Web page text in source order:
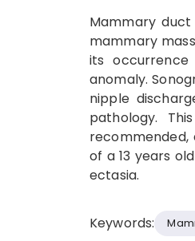
Mammary
mammary
its
anomaly.
nipple
pathology.
of a 13 years
ectasia.
Keywords: